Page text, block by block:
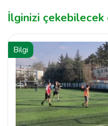
İlginizi
Bilgi